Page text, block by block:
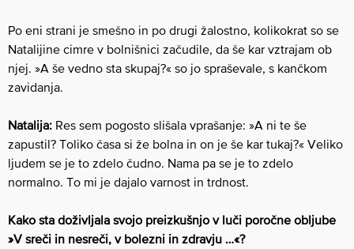
Po eni strani je smešno in po drugi žalostno, kolikokrat so se
Natalijine cimre v bolnišnici začudile, da še kar vztrajam ob
njej. »A še vedno sta skupaj?« so jo spraševale, s kančkom
zavidanja.
Natalija: Res sem pogosto slišala vprašanje: »A ni te še
zapustil? Toliko časa si že bolna in on je še kar tukaj?« Veliko
ljudem se je to zdelo čudno. Nama pa se je to zdelo
normalno. To mi je dajalo varnost in trdnost.
Kako sta doživljala svojo preizkušnjo v luči poročne obljube
»V sreči in nesreči, v bolezni in zdravju …«?